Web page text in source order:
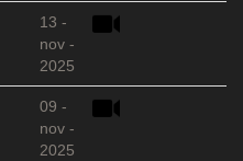
13 -
nov -
2025
09 -
nov -
2025